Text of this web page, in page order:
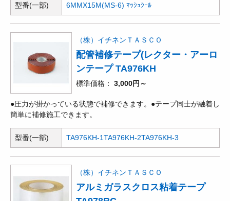
型番(一部) 6MMX15M(MS-6) ﾏｯｼｭｼｰﾙ
（株）イチネンＴＡＳＣＯ
配管補修テープ(レクター・アーロ
ンテープ TA976KH
標準価格 3,000円～
●圧力が掛かっている状態で補修できます。●テープ同士が融着し
簡単に補修施工できます。
型番(一部) TA976KH-1TA976KH-2TA976KH-3
（株）イチネンＴＡＳＣＯ
アルミガラスクロス粘着テープ